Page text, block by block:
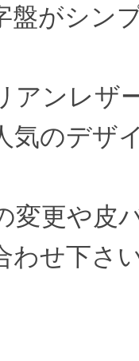
盤がシン
アンレザ
気のデザ
変更や皮
わせ下さ